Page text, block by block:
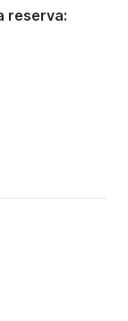
reserva: